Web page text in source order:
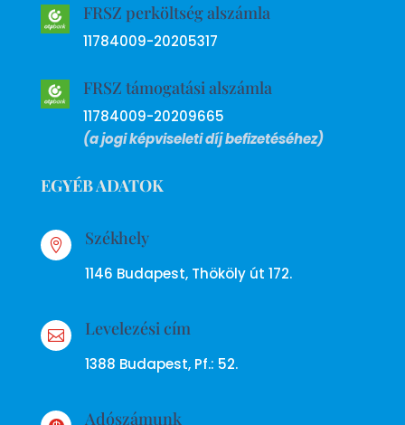
FRSZ perköltség alszámla
11784009-20205317
FRSZ támogatási alszámla
11784009-20209665
(a jogi képviseleti díj befizetéséhez)
EGYÉB ADATOK
 Székhely
1146 Budapest, Thököly út 172.
 Levelezési cím
1388 Budapest, Pf.: 52.
Adószámunk